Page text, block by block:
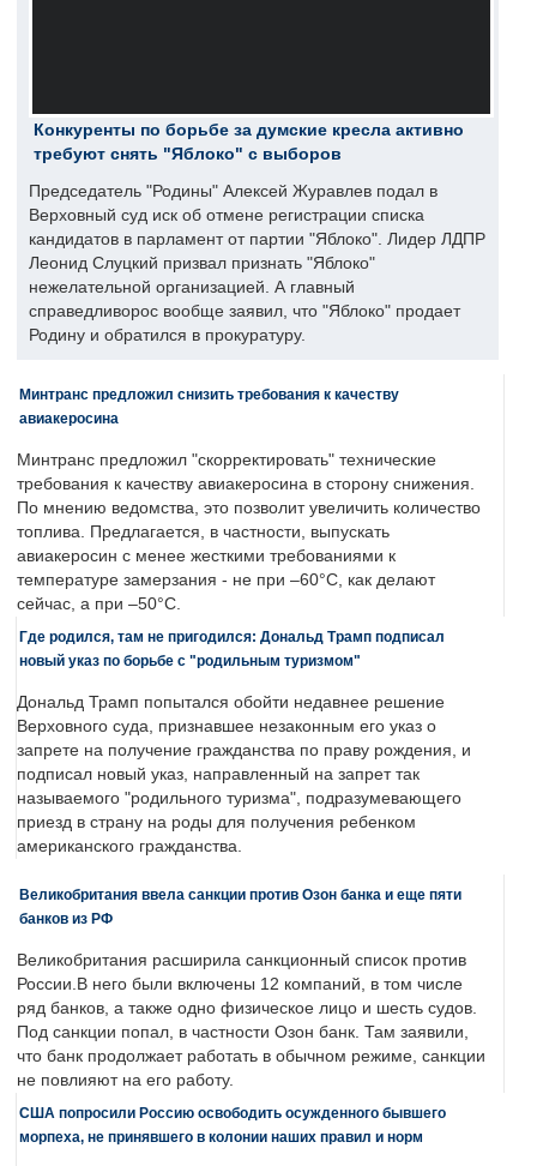
Конкуренты по борьбе за думские кресла активно
требуют снять "Яблоко" с выборов
Председатель "Родины" Алексей Журавлев подал в
Верховный суд иск об отмене регистрации списка
кандидатов в парламент от партии "Яблоко". Лидер ЛДПР
Леонид Слуцкий призвал признать "Яблоко"
нежелательной организацией. А главный
справедливорос вообще заявил, что "Яблоко" продает
Родину и обратился в прокуратуру.
Минтранс предложил снизить требования к качеству
авиакеросина
Минтранс предложил "скорректировать" технические
требования к качеству авиакеросина в сторону снижения.
По мнению ведомства, это позволит увеличить количество
топлива. Предлагается, в частности, выпускать
авиакеросин с менее жесткими требованиями к
температуре замерзания - не при –60°C, как делают
сейчас, а при –50°C.
Где родился, там не пригодился: Дональд Трамп подписал
новый указ по борьбе с "родильным туризмом"
Дональд Трамп попытался обойти недавнее решение
Верховного суда, признавшее незаконным его указ о
запрете на получение гражданства по праву рождения, и
подписал новый указ, направленный на запрет так
называемого "родильного туризма", подразумевающего
приезд в страну на роды для получения ребенком
американского гражданства.
Великобритания ввела санкции против Озон банка и еще пяти
банков из РФ
Великобритания расширила санкционный список против
России.В него были включены 12 компаний, в том числе
ряд банков, а также одно физическое лицо и шесть судов.
Под санкции попал, в частности Озон банк. Там заявили,
что банк продолжает работать в обычном режиме, санкции
не повлияют на его работу.
США попросили Россию освободить осужденного бывшего
морпеха, не принявшего в колонии наших правил и норм